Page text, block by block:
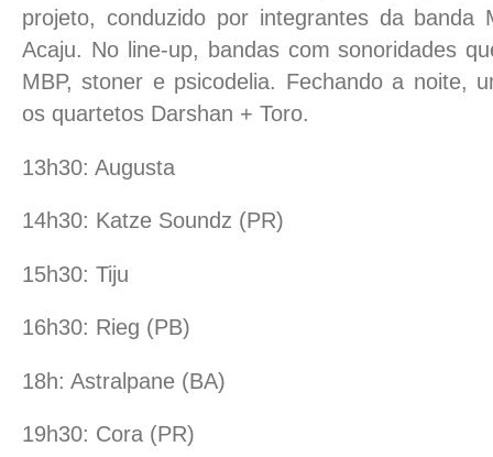
projeto, conduzido por integrantes da banda
Acaju. No line-up, bandas com sonoridades
MBP, stoner e psicodelia. Fechando a noite,
os quartetos Darshan + Toro.
13h30: Augusta
14h30: Katze Soundz (PR)
15h30: Tiju
16h30: Rieg (PB)
18h: Astralpane (BA)
19h30: Cora (PR)